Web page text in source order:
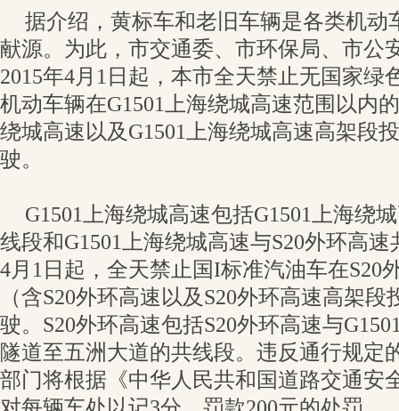
据介绍，黄标车和老旧车辆是各类机动
献源。为此，市交通委、市环保局、市公
2015年4月1日起，本市全天禁止无国家绿
机动车辆在G1501上海绕城高速范围以内
绕城高速以及G1501上海绕城高速高架段
驶。
G1501上海绕城高速包括G1501上海绕
线段和G1501上海绕城高速与S20外环高
4月1日起，全天禁止国I标准汽油车在S20
（含S20外环高速以及S20外环高速高架
驶。S20外环高速包括S20外环高速与
隧道至五洲大道的共线段。违反通行规定
部门将根据《中华人民共和国道路交通安